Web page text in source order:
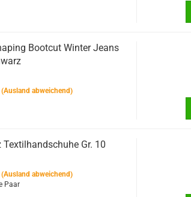
Bootcut Winter Jeans
(Ausland abweichend)
Gr. 10
(Ausland abweichend)
Paar